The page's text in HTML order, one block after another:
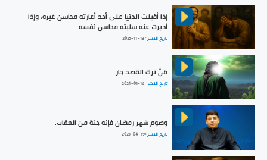
إذا أقبلت الدنيا على أحد أعارته محاسن غيره، وإذا
أدبرت عنه سلبته محاسن نفسه
تاريخ النشر :2025-11-13
مَنْ ترك القصد جار
تاريخ النشر :2024-01-16
وصوم شهر رمضان فإنه جنة من العقاب.
تاريخ النشر :2023-04-19